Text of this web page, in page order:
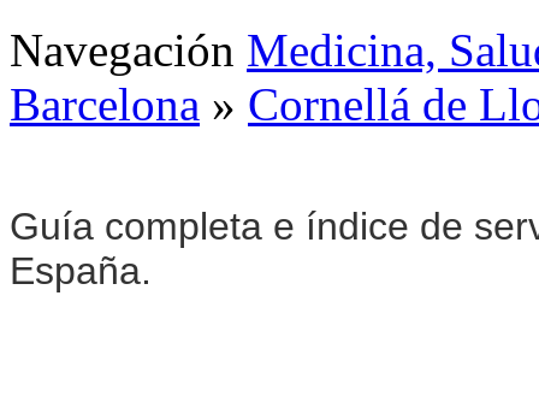
Navegación Medicina,
Barcelona » Cornellá de
Guía completa e índice de
España.